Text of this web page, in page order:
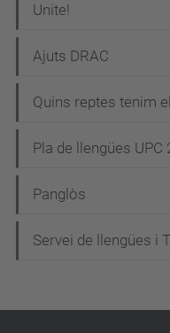
Unite!
Ajuts DRAC
Quins reptes tenim
Pla de llengües UPC
Panglòs
Servei de llengües i